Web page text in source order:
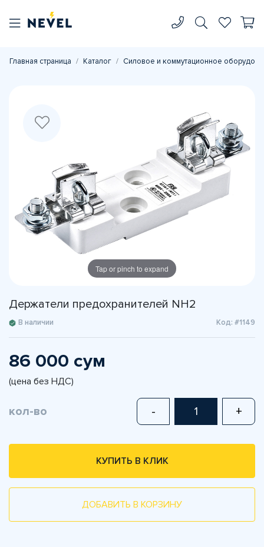
Главная страница Каталог Силовое и коммутационное
Tap or pinch to expand
Держатели предохранителей NH2
В наличии Код: #1149
86 000 сум
(цена без НДС)
кол-во - +
КУПИТЬ В КЛИК
ДОБАВИТЬ В КОРЗИНУ